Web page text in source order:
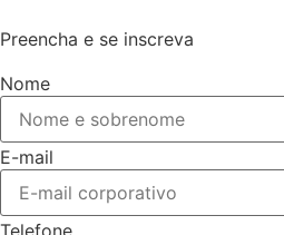
Preencha e se inscreva
Nome
E-mail